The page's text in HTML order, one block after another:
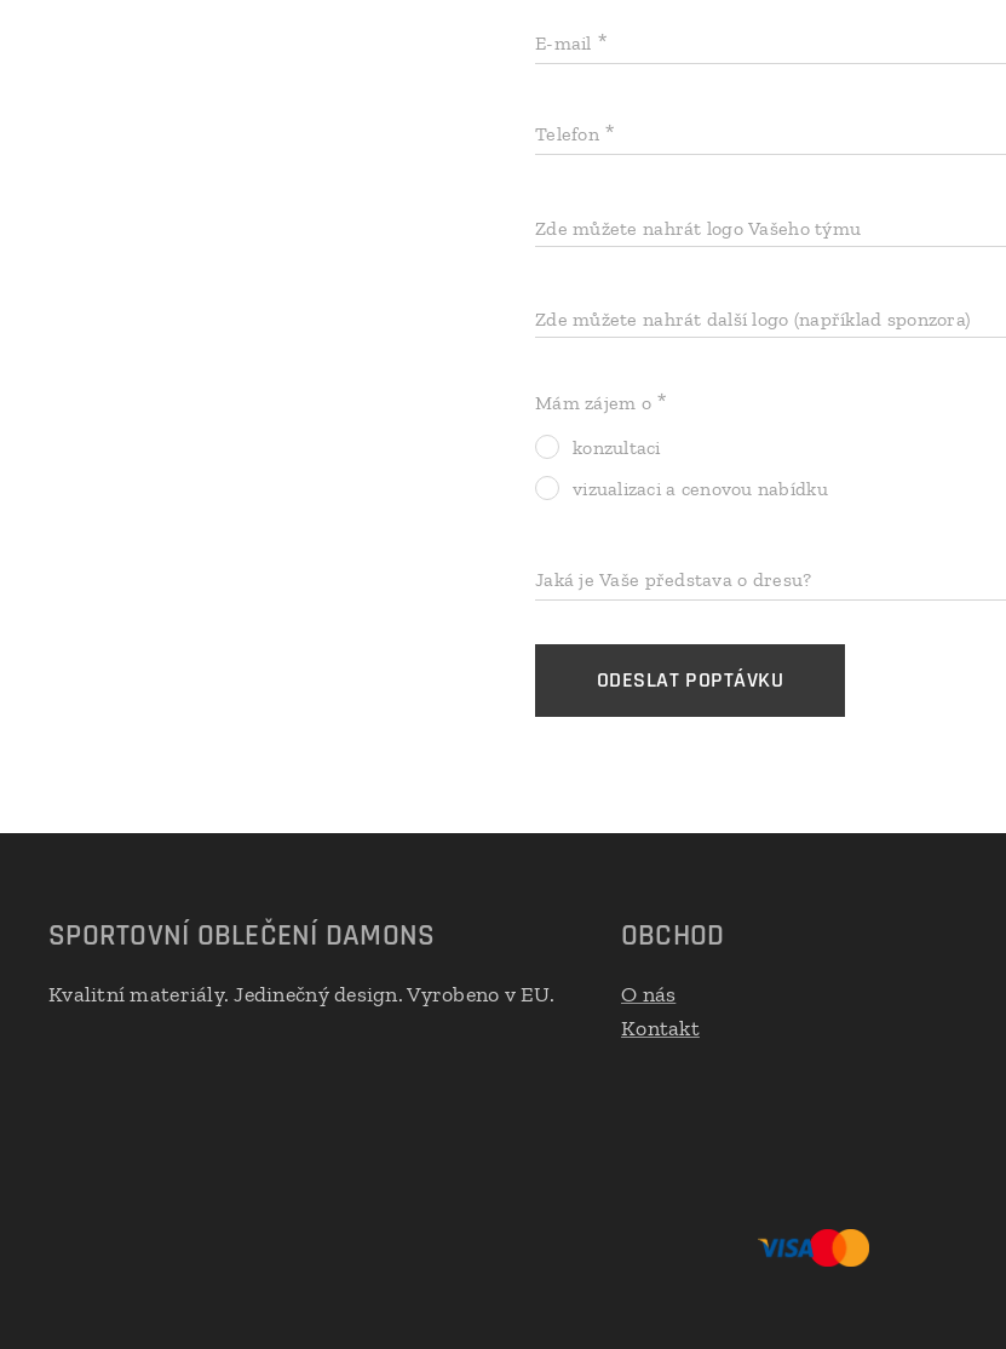
E-mail
Telefon
Zde můžete nahrát logo Vašeho týmu
Zde můžete nahrát další logo (například sponzora)
Mám zájem o
konzultaci
vizualizaci a cenovou nabídku
Jaká je Vaše představa o dresu?
ODESLAT POPTÁVKU
SPORTOVNÍ OBLEČENÍ DAMONS
Kvalitní materiály. Jedinečný design. Vyrobeno v EU.
OBCHOD
O nás
Kontakt